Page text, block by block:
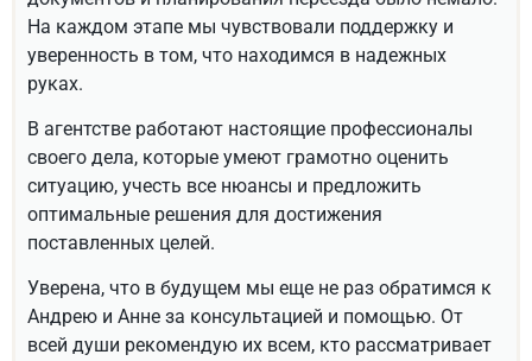
На каждом этапе мы чувствовали поддержку и
уверенность в том, что находимся в надежных
руках.
В агентстве работают настоящие профессионалы
своего дела, которые умеют грамотно оценить
ситуацию, учесть все нюансы и предложить
оптимальные решения для достижения
поставленных целей.
Уверена, что в будущем мы еще не раз обратимся к
Андрею и Анне за консультацией и помощью. От
всей души рекомендую их всем, кто рассматривает